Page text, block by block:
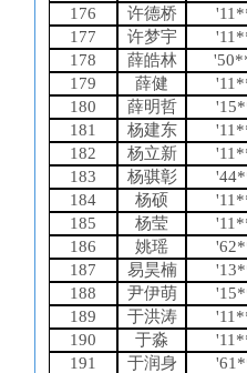
176
许德桥
177
许梦宇
178
薛皓林
179
薛健
180
薛明哲
181
杨建东
182
杨立新
183
杨骐彰
184
杨硕
185
杨莹
186
姚瑶
187
易昊楠
188
尹伊萌
189
于洪涛
190
于淼
191
于润身